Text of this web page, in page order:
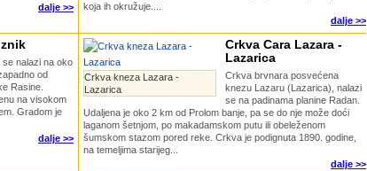
dalje >>
koja ih okružuje....
dalje >>
nalazi na oko
od
Rasine.
na visokom
Gradom je
dalje >>
Crkva kneza Lazara -
Lazarica
Crkva Cara Lazara -
Lazarica
Crkva brvnara posvećena
knezu Lazaru (Lazarica), nalazi
se na padinama planine Radan.
Udaljena je oko 2 km od Prolom banje, pa se do nje može doći
laganom šetnjom, po makadamskom putu ili obeleženom
šumskom stazom pored reke. Crkva je podignuta 1890. godine,
na temeljima starijeg...
dalje >>